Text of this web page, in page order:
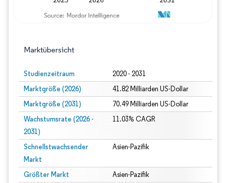
Marktübersicht
Studienzeitraum 2020 - 2031
Marktgröße (2026) 41.82 Milliarden US-Dollar
Marktgröße (2031) 70.49 Milliarden US-Dollar
Wachstumsrate (2026 -
2031)
11.03% CAGR
Schnellstwachsender
Markt
Asien-Pazifik
Größter Markt Asien-Pazifik